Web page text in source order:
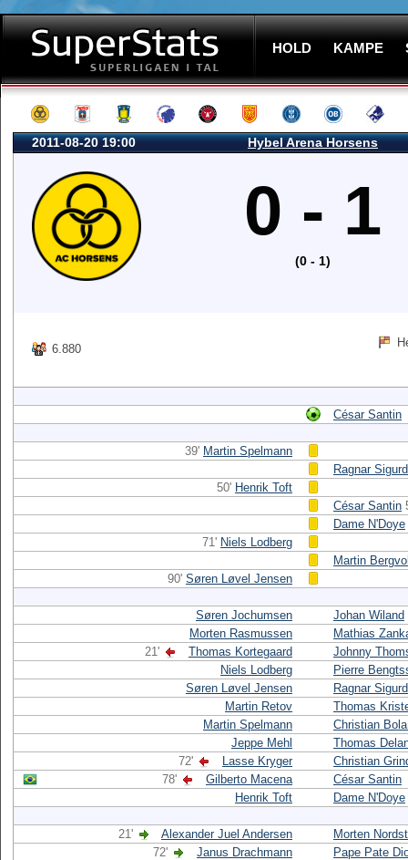
HOLD KAMPE
2011-08-20 19:00 Hybel Arena Horsens
0 - 1
(0 - 1)
6.880
César Santin
39' Martin Spelmann
Ragnar
50' Henrik Toft
César Santin
Dame N'Doye
71' Niels Lodberg
Martin
90' Søren Løvel Jensen
Søren Jochumsen
Johan Wiland
Morten Rasmussen
Mathias
21'
Thomas Kortegaard
Johnny
Niels Lodberg
Pierre
Søren Løvel Jensen
Ragnar
Martin Retov
Thomas
Martin Spelmann
Christian
Jeppe Mehl
Thomas
72'
Lasse Kryger
Christian
78'
Gilberto Macena
César Santin
Henrik Toft
Dame N'Doye
21' Alexander Juel Andersen
Morten
72'
Janus Drachmann
Pape Pate